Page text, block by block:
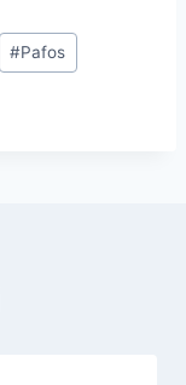
#Pafos